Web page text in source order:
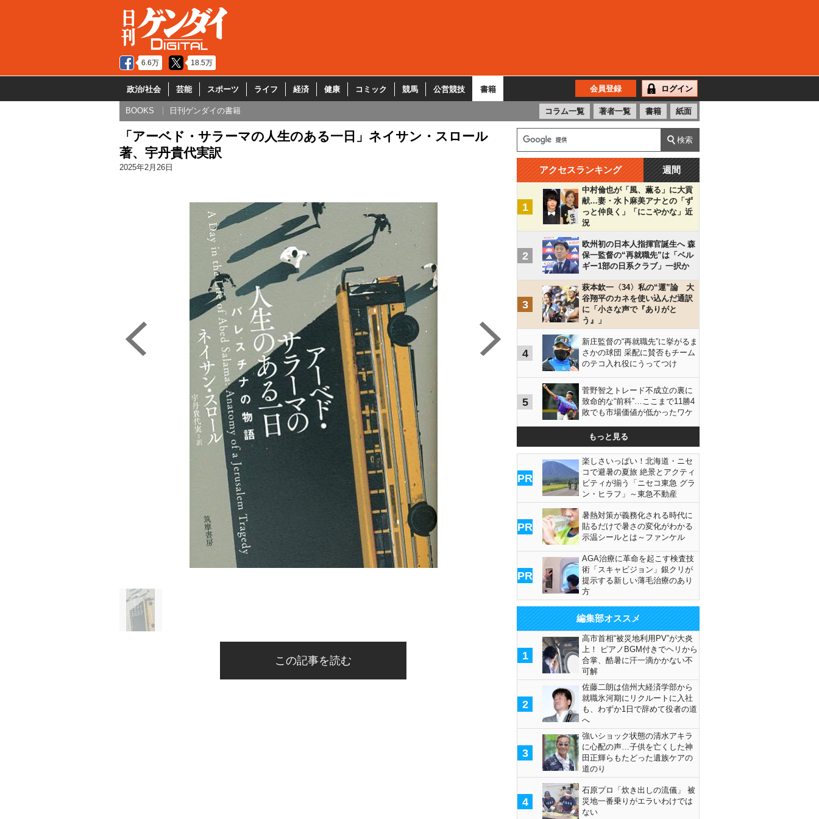
6.6万 18.5万
政治/社会 芸能 スポーツ ライフ 経済 健康 コミック 競馬 公営競技 書籍 会員登録 ログイン
BOOKS 日刊ゲンダイの書籍 コラム一覧 著者一覧 書籍 紙面
「アーベド・サラーマの人生のある一日」ネイサン・スロール
著、宇丹貴代実訳
2025年2月26日
この記事を読む
アクセスランキング 週間
1
中村倫也が「風、薫る」に大貢
献…妻・水卜麻美アナとの「ず
っと仲良く」「にこやかな」近
況
2
欧州初の日本人指揮官誕生へ 森
保一監督の“再就職先”は「ベル
ギー1部の日系クラブ」一択か
3
萩本欽一〈34〉私の“運”論 大
谷翔平のカネを使い込んだ通訳
に「小さな声で『ありがと
う』」
4
新庄監督の“再就職先”に挙がるま
さかの球団 采配に賛否もチーム
のテコ入れ役にうってつけ
5
菅野智之トレード不成立の裏に
致命的な“前科”…ここまで11勝4
敗でも市場価値が低かったワケ
もっと見る
PR
楽しさいっぱい！北海道・ニセ
コで避暑の夏旅 絶景とアクティ
ビティが揃う「ニセコ東急 グラ
ン・ヒラフ」～東急不動産
PR
暑熱対策が義務化される時代に
貼るだけで暑さの変化がわかる
示温シールとは～ファンケル
PR
AGA治療に革命を起こす検査技
術「スキャビジョン」銀クリが
提示する新しい薄毛治療のあり
方
編集部オススメ
1
高市首相“被災地利用PV”が大炎
上！ ピアノBGM付きでヘリから
合掌、酷暑に汗一滴かかない不
可解
2
佐藤二朗は信州大経済学部から
就職氷河期にリクルートに入社
も、わずか1日で辞めて役者の道
へ
3
強いショック状態の清水アキラ
に心配の声…子供を亡くした神
田正輝らもたどった遺族ケアの
道のり
4
石原プロ「炊き出しの流儀」 被
災地一番乗りがエラいわけでは
ない